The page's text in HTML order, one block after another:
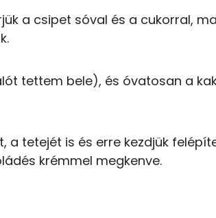
a csipet sóval és a cukorral,
tettem bele), és óvatosan a
a tetejét is és erre kezdjük
krémmel megkenve.